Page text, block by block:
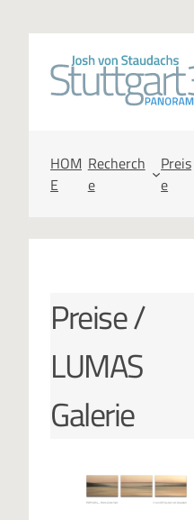
HOM
E
Recherch
e
Preis
e
Preise /
LUMAS
Galerie